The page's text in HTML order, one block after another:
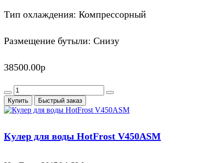
Тип охлаждения: Компрессорный
Размещение бутыли: Снизу
38500.00р
Купить Быстрый заказ
Кулер для воды HotFrost V450ASM